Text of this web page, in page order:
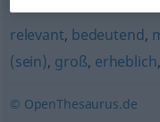
relevant, bedeutend,
(sein), groß, erheblich,
© OpenThesaurus.de